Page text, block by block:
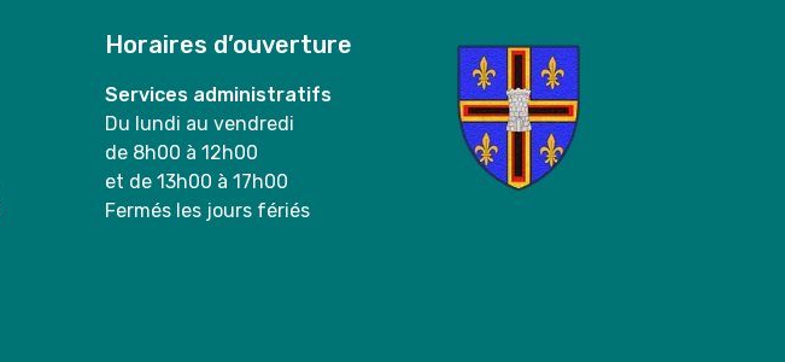
Horaires d’ouverture
Services administratifs
Du lundi au vendredi
de 8h00 à 12h00
et de 13h00 à 17h00
Fermés les jours fériés